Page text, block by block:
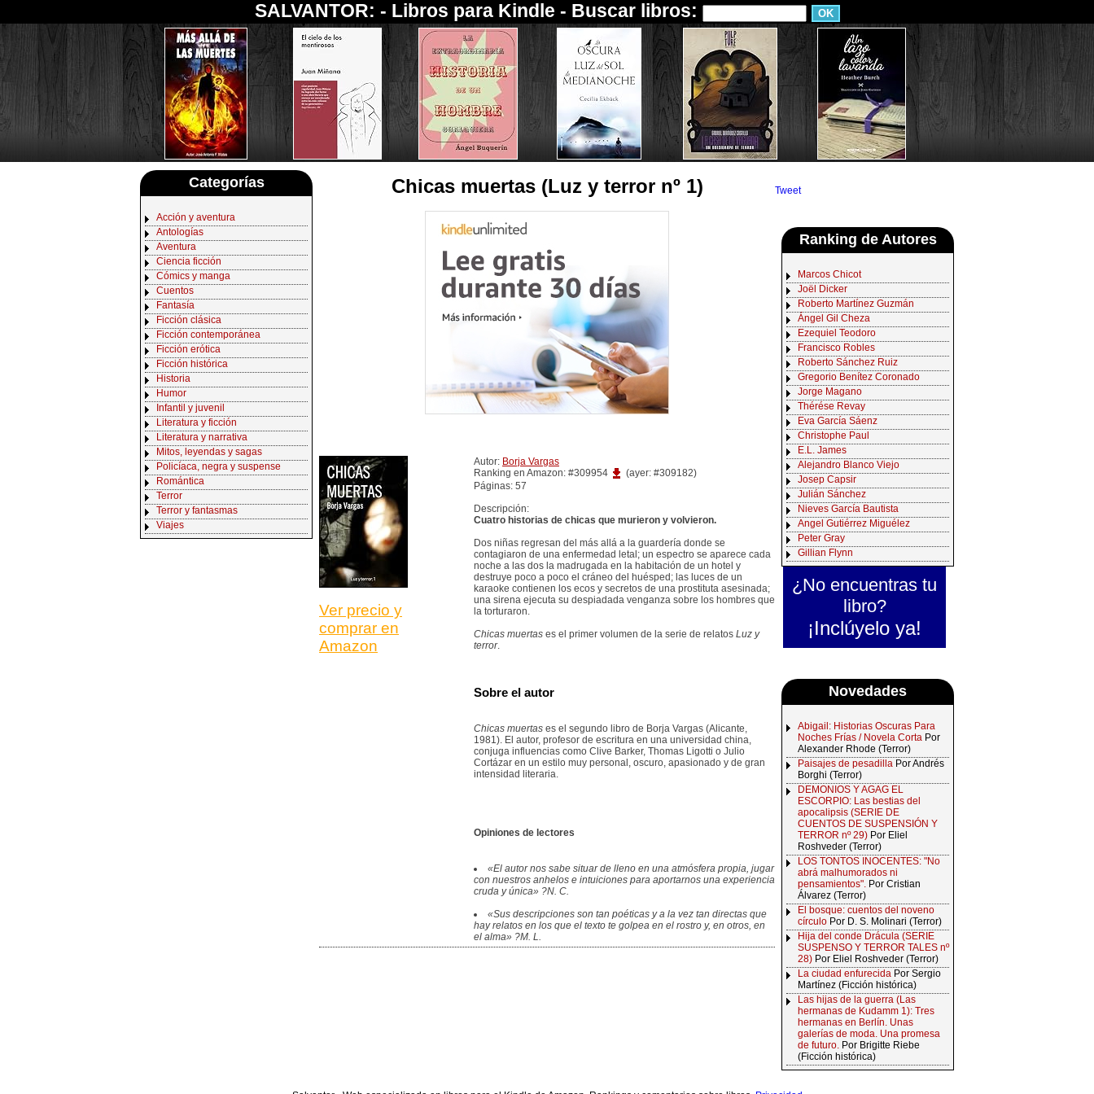
SALVANTOR: - Libros para Kindle - Buscar libros:
Categorías
Acción y aventura
Antologías
Aventura
Ciencia ficción
Cómics y manga
Cuentos
Fantasía
Ficción clásica
Ficción contemporánea
Ficción erótica
Ficción histórica
Historia
Humor
Infantil y juvenil
Literatura y ficción
Literatura y narrativa
Mitos, leyendas y sagas
Policíaca, negra y suspense
Romántica
Terror
Terror y fantasmas
Viajes
Chicas muertas (Luz y terror nº 1)
Ver precio y
comprar en
Amazon
Autor: Borja Vargas
Ranking en Amazon: #309954
(ayer: #309182)
Páginas: 57
Descripción:
Cuatro historias de chicas que murieron y volvieron.
Dos niñas regresan del más allá a la guardería donde se
contagiaron de una enfermedad letal; un espectro se aparece cada
noche a las dos la madrugada en la habitación de un hotel y
destruye poco a poco el cráneo del huésped; las luces de un
karaoke contienen los ecos y secretos de una prostituta asesinada;
una sirena ejecuta su despiadada venganza sobre los hombres que
la torturaron.
Chicas muertas es el primer volumen de la serie de relatos Luz y
terror.
Sobre el autor
Chicas muertas es el segundo libro de Borja Vargas (Alicante,
1981). El autor, profesor de escritura en una universidad china,
conjuga influencias como Clive Barker, Thomas Ligotti o Julio
Cortázar en un estilo muy personal, oscuro, apasionado y de gran
intensidad literaria.
Opiniones de lectores
«El autor nos sabe situar de lleno en una atmósfera propia, jugar
con nuestros anhelos e intuiciones para aportarnos una experiencia
cruda y única» ?N. C.
«Sus descripciones son tan poéticas y a la vez tan directas que
hay relatos en los que el texto te golpea en el rostro y, en otros, en
el alma» ?M. L.
Tweet
Ranking de Autores
Marcos Chicot
Joël Dicker
Roberto Martínez Guzmán
Ángel Gil Cheza
Ezequiel Teodoro
Francisco Robles
Roberto Sánchez Ruiz
Gregorio Benítez Coronado
Jorge Magano
Thérése Revay
Eva García Sáenz
Christophe Paul
E.L. James
Alejandro Blanco Viejo
Josep Capsir
Julián Sánchez
Nieves García Bautista
Angel Gutiérrez Miguélez
Peter Gray
Gillian Flynn
¿No encuentras tu
libro?
¡Inclúyelo ya!
Novedades
Abigail: Historias Oscuras Para
Noches Frías / Novela Corta Por
Alexander Rhode (Terror)
Paisajes de pesadilla Por Andrés
Borghi (Terror)
DEMONIOS Y AGAG EL
ESCORPIO: Las bestias del
apocalipsis (SERIE DE
CUENTOS DE SUSPENSIÓN Y
TERROR nº 29) Por Eliel
Roshveder (Terror)
LOS TONTOS INOCENTES: "No
abrá malhumorados ni
pensamientos". Por Cristian
Álvarez (Terror)
El bosque: cuentos del noveno
círculo Por D. S. Molinari (Terror)
Hija del conde Drácula (SERIE
SUSPENSO Y TERROR TALES nº
28) Por Eliel Roshveder (Terror)
La ciudad enfurecida Por Sergio
Martínez (Ficción histórica)
Las hijas de la guerra (Las
hermanas de Kudamm 1): Tres
hermanas en Berlín. Unas
galerías de moda. Una promesa
de futuro. Por Brigitte Riebe
(Ficción histórica)